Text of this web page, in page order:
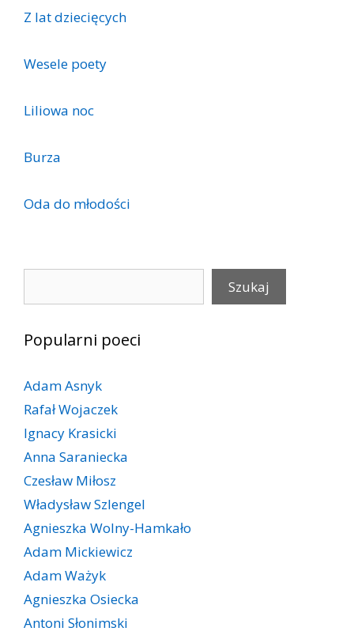
Z lat dziecięcych
Wesele poety
Liliowa noc
Burza
Oda do młodości
Szukaj
Popularni poeci
Adam Asnyk
Rafał Wojaczek
Ignacy Krasicki
Anna Saraniecka
Czesław Miłosz
Władysław Szlengel
Agnieszka Wolny-Hamkało
Adam Mickiewicz
Adam Ważyk
Agnieszka Osiecka
Antoni Słonimski